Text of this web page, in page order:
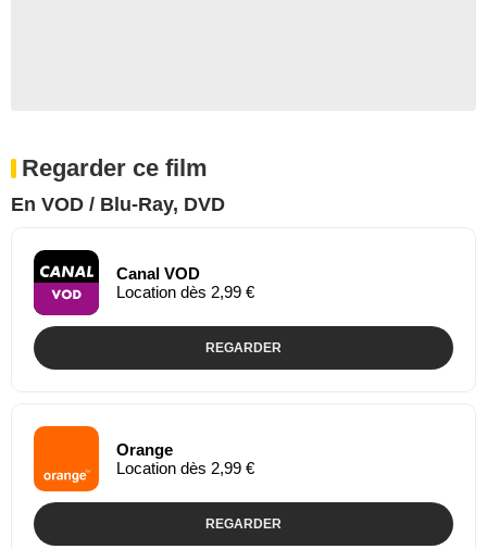
Regarder ce film
En VOD / Blu-Ray, DVD
Canal VOD
Location dès 2,99 €
REGARDER
Orange
Location dès 2,99 €
REGARDER